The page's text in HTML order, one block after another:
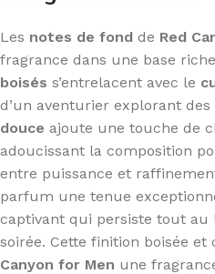
Les notes de fond de Red
fragrance dans une base
boisés s’entrelacent avec le
d’un aventurier explorant des
douce ajoute une touche de
adoucissant la composition
entre puissance et
parfum une tenue
captivant qui persiste tout au
soirée. Cette finition boisée
Canyon for Men une